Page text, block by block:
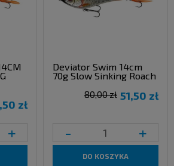
zł
+
Deviator Swim 14cm
70g Slow Sinking Roach
51,50 zł
80,00 zł
- +
DO KOSZYKA